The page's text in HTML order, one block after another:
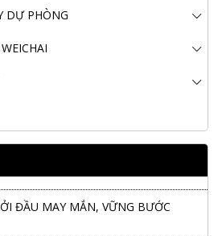
DỰ PHÒNG
Weichai Cho Tàu Vận Tải Minh
ĐẦU MAY MẮN, VỮNG BƯỚC